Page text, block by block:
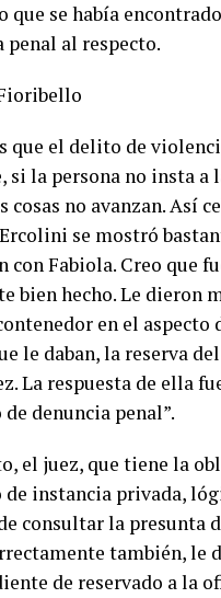
que se había
penal al respecto.
que el delito de
si la persona no insta a
cosas no avanzan. Así
se mostró
con Fabiola. Creo que
bien hecho. Le dieron
en el
le daban, la reserva
La respuesta de ella
denuncia penal”.
el juez, que tiene la
instancia privada,
consultar la presunta
también, le
de reservado a la